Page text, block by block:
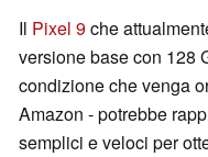
Il Pixel 9che
versione base con 128
condizione che venga
Amazon - potrebbe
semplici e veloci per